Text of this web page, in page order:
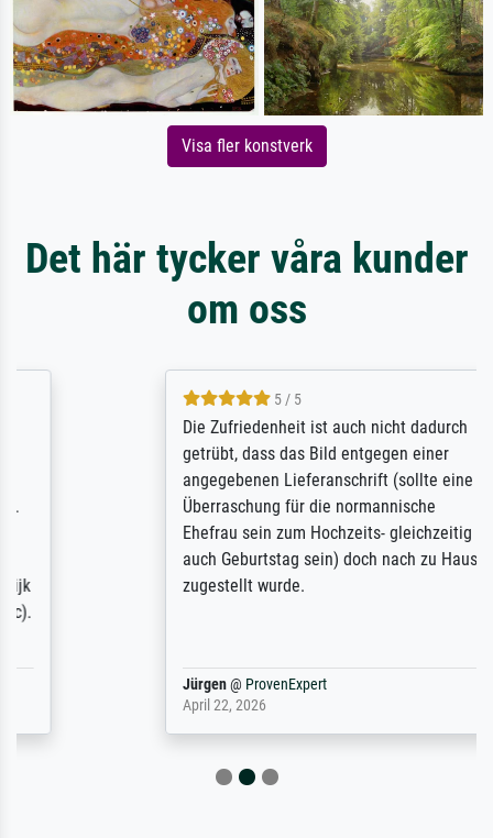
Visa fler konstverk
Det här tycker våra kunder
om oss
5 / 5
Die Zufriedenheit ist auch nicht dadurch
getrübt, dass das Bild entgegen einer
angegebenen Lieferanschrift (sollte eine
Überraschung für die normannische
Ehefrau sein zum Hochzeits- gleichzeitig
auch Geburtstag sein) doch nach zu Hause
zugestellt wurde.
ProvenExpert